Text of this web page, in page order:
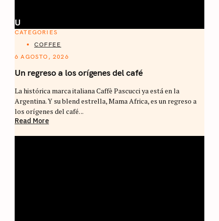
U
CATEGORIES
COFFEE
6 AGOSTO, 2026
Un regreso a los orígenes del café
La histórica marca italiana Caffè Pascucci ya está en la
Argentina. Y su blend estrella, Mama Africa, es un regreso a
los orígenes del café. ..
Read More